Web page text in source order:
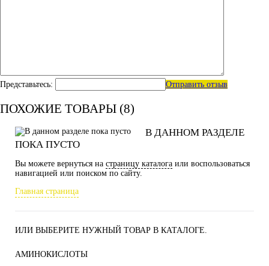
Представьтесь: Отправить отзыв
ПОХОЖИЕ ТОВАРЫ (8)
В ДАННОМ РАЗДЕЛЕ
ПОКА ПУСТО
Вы можете вернуться на страницу каталога или воспользоваться
навигацией или поиском по сайту.
Главная страница
ИЛИ ВЫБЕРИТЕ НУЖНЫЙ ТОВАР В КАТАЛОГЕ.
АМИНОКИСЛОТЫ